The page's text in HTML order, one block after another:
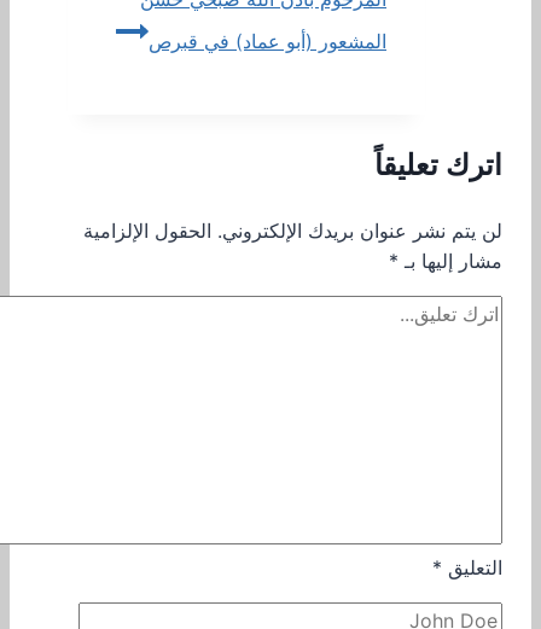
المشعور (أبو عماد) في قبرص
اترك تعليقاً
لن يتم نشر عنوان بريدك الإلكتروني. الحقول الإلزامية
مشار إليها بـ *
التعليق *